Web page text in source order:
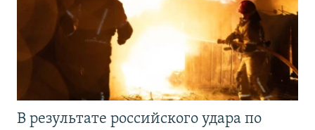
В результате российского удара по